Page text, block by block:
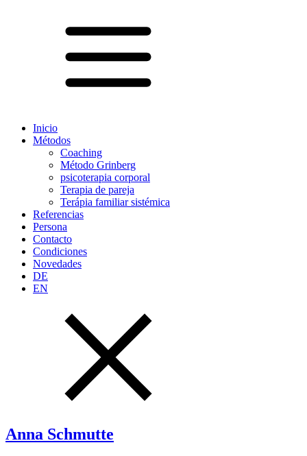
Inicio
Métodos
Coaching
Método Grinberg
psicoterapia corporal
Terapia de pareja
Terápia familiar sistémica
Referencias
Persona
Contacto
Condiciones
Novedades
DE
EN
Anna Schmutte